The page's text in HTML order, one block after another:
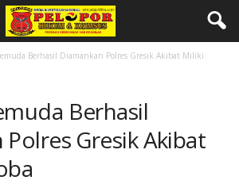
Berhasil Diamankan Polres Gresik Akibat Miliki
Berhasil
Polres Gresik Akibat